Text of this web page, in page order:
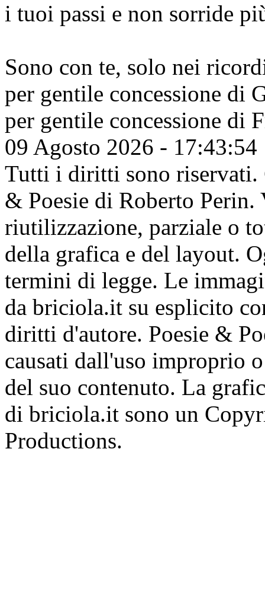
i tuoi passi e non sorride
Sono con te, solo nei
per gentile concessione di
per gentile concessione di
09 Agosto 2026 - 17:43:54
Tutti i diritti sono riservati.
& Poesie di Roberto
riutilizzazione, parziale o
della grafica e del layout.
termini di legge. Le
da briciola.it su esplicito
diritti d'autore. Poesie &
causati dall'uso improprio
del suo contenuto. La
di briciola.it sono un
Productions.